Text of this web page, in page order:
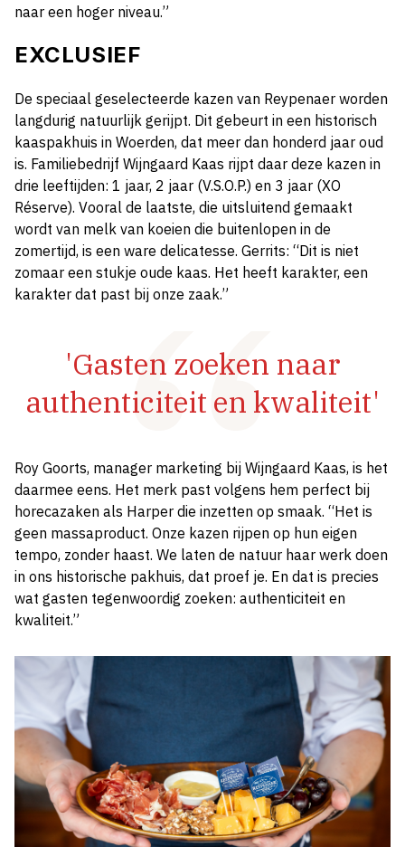
naar een hoger niveau.”
EXCLUSIEF
De speciaal geselecteerde kazen van Reypenaer worden
langdurig natuurlijk gerijpt. Dit gebeurt in een historisch
kaaspakhuis in Woerden, dat meer dan honderd jaar oud
is. Familiebedrijf Wijngaard Kaas rijpt daar deze kazen in
drie leeftijden: 1 jaar, 2 jaar (V.S.O.P.) en 3 jaar (XO
Réserve). Vooral de laatste, die uitsluitend gemaakt
wordt van melk van koeien die buitenlopen in de
zomertijd, is een ware delicatesse. Gerrits: “Dit is niet
zomaar een stukje oude kaas. Het heeft karakter, een
karakter dat past bij onze zaak.”
'Gasten zoeken naar
authenticiteit en kwaliteit'
Roy Goorts, manager marketing bij Wijngaard Kaas, is het
daarmee eens. Het merk past volgens hem perfect bij
horecazaken als Harper die inzetten op smaak. “Het is
geen massaproduct. Onze kazen rijpen op hun eigen
tempo, zonder haast. We laten de natuur haar werk doen
in ons historische pakhuis, dat proef je. En dat is precies
wat gasten tegenwoordig zoeken: authenticiteit en
kwaliteit.”